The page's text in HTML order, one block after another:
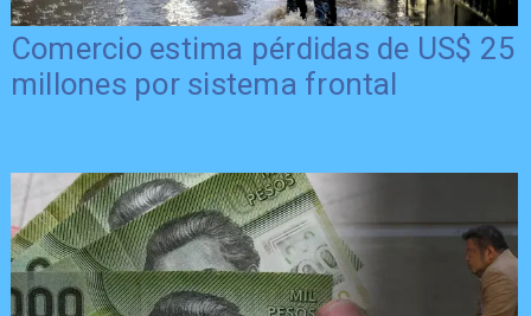
Comercio estima pérdidas de US$ 25
millones por sistema frontal